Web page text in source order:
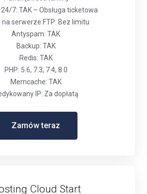
7: TAK – Obsługa ticketowa
na serwerze FTP: Bez limitu
Antyspam: TAK
Backup: TAK
Redis: TAK
PHP: 5.6, 7.3, 7.4, 8.0
Memcache: TAK
IP: Za dopłatą
Zamów teraz
Cloud Start